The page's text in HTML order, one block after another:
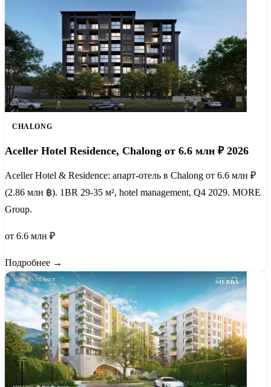
CHALONG
Aceller Hotel Residence, Chalong от 6.6 млн ₽ 2026
Aceller Hotel & Residence: апарт-отель в Chalong от 6.6 млн ₽
(2.86 млн ฿). 1BR 29-35 м², hotel management, Q4 2029. MORE
Group.
от 6.6 млн ₽
Подробнее →